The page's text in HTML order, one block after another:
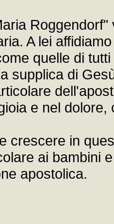
A lei
quelle di
supplica di
e nel
crescere in
ai bambini
apostolica.